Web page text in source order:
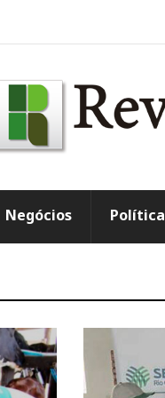
Negócios Política